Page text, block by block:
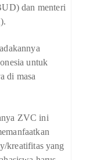
dan menteri
untuk
di masa
ZVC ini
kreatifitas yang